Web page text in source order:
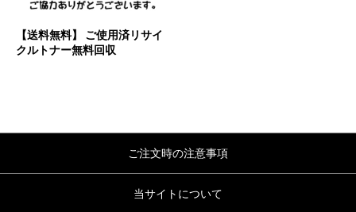
【送料無料】 ご使用済リサイ
クルトナー無料回収
ご注文時の注意事項
当サイトについて